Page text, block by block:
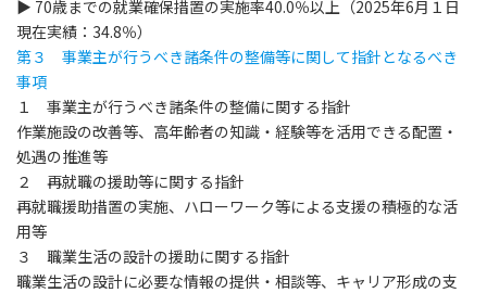
▶ 70歳までの就業確保措置の実施率40.0％以上（2025年6月１日
現在実績：34.8％）
第３ 事業主が行うべき諸条件の整備等に関して指針となるべき
事項
１ 事業主が行うべき諸条件の整備に関する指針
作業施設の改善等、高年齢者の知識・経験等を活用できる配置・
処遇の推進等
２ 再就職の援助等に関する指針
再就職援助措置の実施、ハローワーク等による支援の積極的な活
用等
３ 職業生活の設計の援助に関する指針
職業生活の設計に必要な情報の提供・相談等、キャリア形成の支